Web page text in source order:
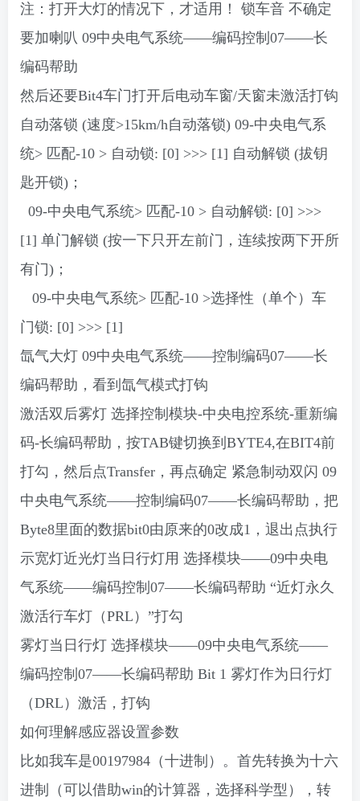
注：打开大灯的情况下，才适用！ 锁车音 不确定
要加喇叭 09中央电气系统——编码控制07——长
编码帮助
然后还要Bit4车门打开后电动车窗/天窗未激活打钩
自动落锁 (速度>15km/h自动落锁) 09-中央电气系
统> 匹配-10 > 自动锁: [0] >>> [1] 自动解锁 (拔钥
匙开锁)；
09-中央电气系统> 匹配-10 > 自动解锁: [0] >>>
[1] 单门解锁 (按一下只开左前门，连续按两下开所
有门)；
09-中央电气系统> 匹配-10 >选择性（单个）车
门锁: [0] >>> [1]
氙气大灯 09中央电气系统——控制编码07——长
编码帮助，看到氙气模式打钩
激活双后雾灯 选择控制模块-中央电控系统-重新编
码-长编码帮助，按TAB键切换到BYTE4,在BIT4前
打勾，然后点Transfer，再点确定 紧急制动双闪 09
中央电气系统——控制编码07——长编码帮助，把
Byte8里面的数据bit0由原来的0改成1，退出点执行
示宽灯近光灯当日行灯用 选择模块——09中央电
气系统——编码控制07——长编码帮助 “近灯永久
激活行车灯（PRL）”打勾
雾灯当日行灯 选择模块——09中央电气系统——
编码控制07——长编码帮助 Bit 1 雾灯作为日行灯
（DRL）激活，打钩
如何理解感应器设置参数
比如我车是00197984（十进制）。首先转换为十六
进制（可以借助win的计算器，选择科学型），转